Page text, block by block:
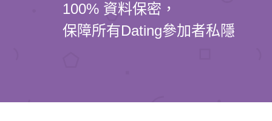
100% 資料保密，
保障所有Dating參加者私隱